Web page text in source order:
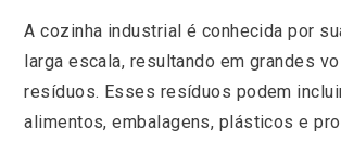
A cozinha industrial é conhecida por
larga escala, resultando em grandes
resíduos. Esses resíduos podem
alimentos, embalagens, plásticos e